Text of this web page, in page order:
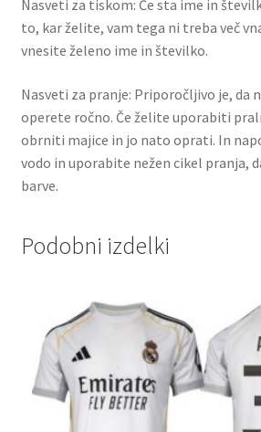
Nasveti za tiskom: Če sta ime in
to, kar želite, vam tega ni treba več
vnesite želeno ime in številko.
Nasveti za pranje: Priporočljivo je, da
operete ročno. Če želite uporabiti
obrniti majice in jo nato oprati. In
vodo in uporabite nežen cikel pranja,
barve.
Podobni izdelki